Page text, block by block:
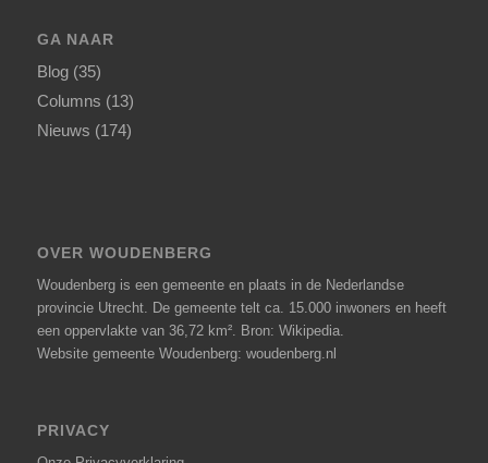
GA NAAR
Blog(35)
Columns (13)
Nieuws (174)
OVER WOUDENBERG
Woudenberg is een gemeente en plaats in de Nederlandse
provincie Utrecht. De gemeente telt ca. 15.000 inwoners en heeft
een oppervlakte van 36,72 km². Bron: Wikipedia.
Website gemeente Woudenberg: woudenberg.nl
PRIVACY